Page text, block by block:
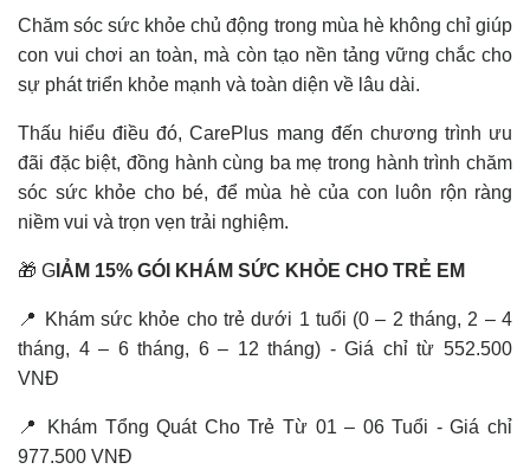
Chăm sóc sức khỏe chủ động trong mùa hè không chỉ giúp
con vui chơi an toàn, mà còn tạo nền tảng vững chắc cho
sự phát triển khỏe mạnh và toàn diện về lâu dài.
Thấu hiểu điều đó, CarePlus mang đến chương trình ưu
đãi đặc biệt, đồng hành cùng ba mẹ trong hành trình chăm
sóc sức khỏe cho bé, để mùa hè của con luôn rộn ràng
niềm vui và trọn vẹn trải nghiệm.
🎁 G IẢM 15% GÓI KHÁM SỨC KHỎE CHO TRẺ EM
📍 Khám sức khỏe cho trẻ dưới 1 tuổi (0 – 2 tháng, 2 – 4
tháng, 4 – 6 tháng, 6 – 12 tháng) - Giá chỉ từ 552.500
VNĐ
📍 Khám Tổng Quát Cho Trẻ Từ 01 – 06 Tuổi - Giá chỉ
977.500 VNĐ